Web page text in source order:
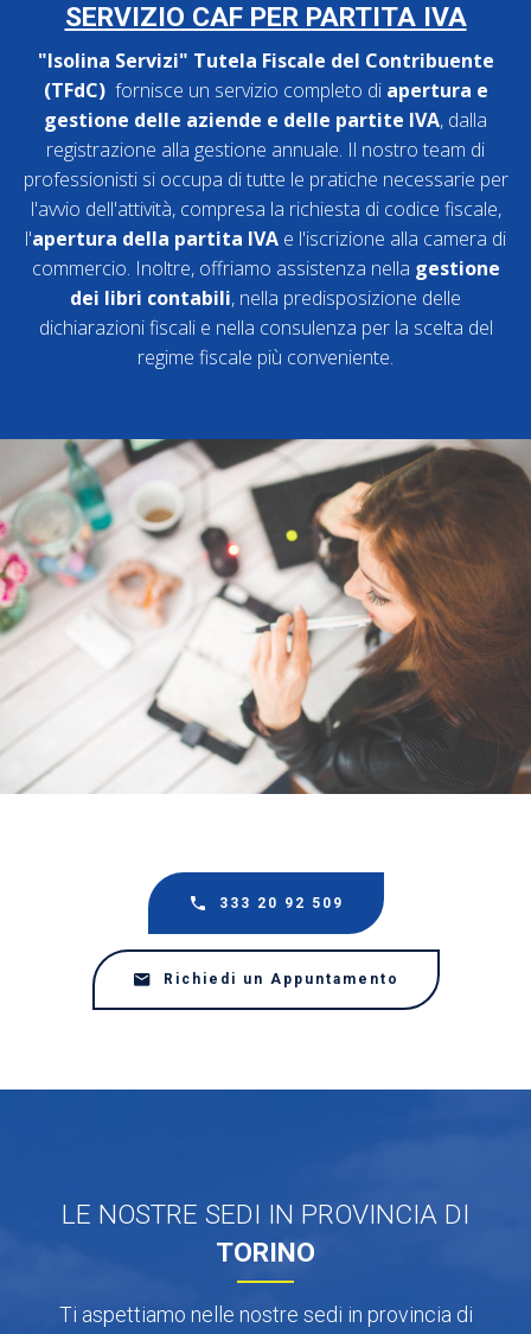
SERVIZIO CAF PER PARTITA IVA
"Isolina Servizi" Tutela Fiscale del Contribuente
(TFdC) fornisce un servizio completo diapertura e
gestione delle aziende e delle partite IVA, dalla
registrazione alla gestione annuale. Il nostro team di
professionisti si occupa di tutte le pratiche necessarie per
l'avvio dell'attività, compresa la richiesta di codice fiscale,
l'apertura della partita IVA e l'iscrizione alla camera di
commercio. Inoltre, offriamo assistenza nella gestione
dei libri contabili, nella predisposizione delle
dichiarazioni fiscali e nella consulenza per la scelta del
regime fiscale più conveniente.
333 20 92 509
Richiedi un Appuntamento
LE NOSTRE SEDI IN PROVINCIA DI
TORINO
Ti aspettiamo nelle nostre sedi in provincia di